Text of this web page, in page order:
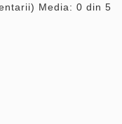
Media: 0 din 5